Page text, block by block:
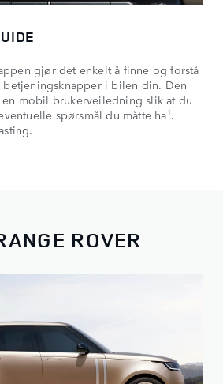
gjør det enkelt å finne og forstå
i bilen din. Den
en mobil brukerveiledning slik at du
spørsmål du måtte ha¹.
ROVER